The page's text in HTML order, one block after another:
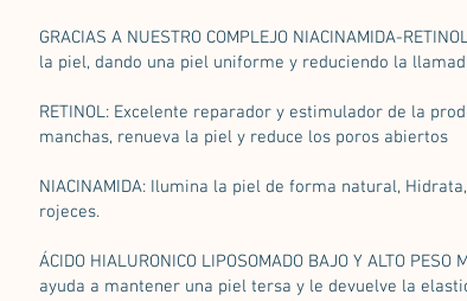
GRACIAS A NUESTRO COMPLEJO NIACINAMIDA-
la piel, dando una piel uniforme y reduciendo la
RETINOL: Excelente reparador y estimulador de la
manchas, renueva la piel y reduce los poros abiertos
NIACINAMIDA: Ilumina la piel de forma natural,
rojeces.
ÁCIDO HIALURONICO LIPOSOMADO BAJO Y ALTO
ayuda a mantener una piel tersa y le devuelve la